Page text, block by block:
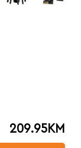
209.95KM